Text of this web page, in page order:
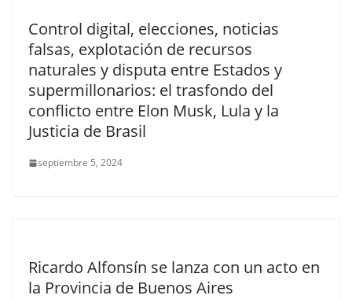
Control digital, elecciones, noticias
falsas, explotación de recursos
naturales y disputa entre Estados y
supermillonarios: el trasfondo del
conflicto entre Elon Musk, Lula y la
Justicia de Brasil
septiembre 5, 2024
Ricardo Alfonsín se lanza con un acto en
la Provincia de Buenos Aires